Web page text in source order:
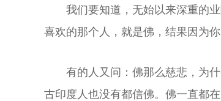
我们要知道，无始以来深重的
喜欢的那个人，就是佛，结果因为
有的人又问：佛那么慈悲，为
古印度人也没有都信佛。佛一直都